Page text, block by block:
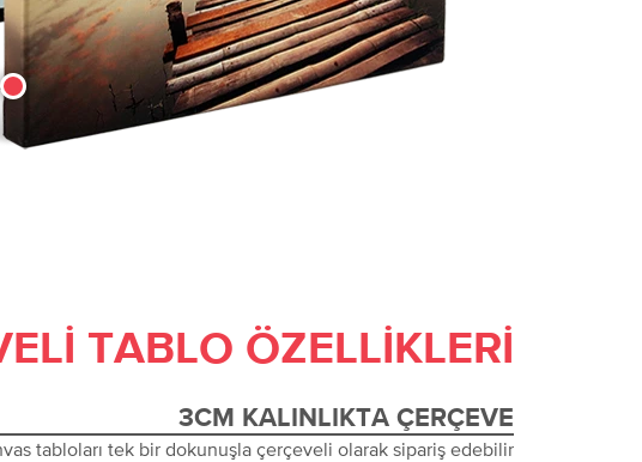
TABLO ÖZELLIKLERI
3CM KALINLIKTA ÇERÇEVE
tabloları tek bir dokunuşla çerçeveli olarak sipariş edebilir